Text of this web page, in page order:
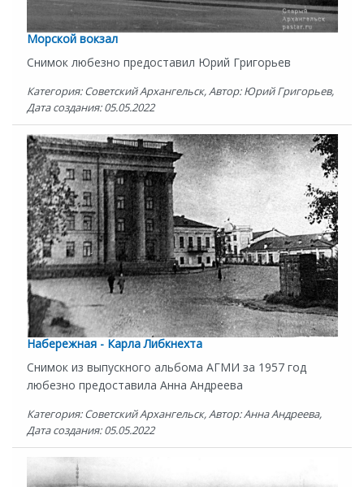
Морской вокзал
Снимок любезно предоставил Юрий Григорьев
Категория: Советский Архангельск, Автор: Юрий Григорьев,
Дата создания: 05.05.2022
Набережная - Карла Либкнехта
Снимок из выпускного альбома АГМИ за 1957 год
любезно предоставила Анна Андреева
Категория: Советский Архангельск, Автор: Анна Андреева,
Дата создания: 05.05.2022